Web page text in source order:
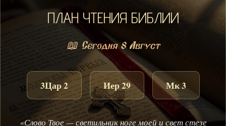
ПЛАН ЧТЕНИЯ БИБЛИИ
📖 Сегодня 8 Август
3Цар 2 Иер 29 Мк 3
«Слово Твое — светильник ноге моей и свет стезе